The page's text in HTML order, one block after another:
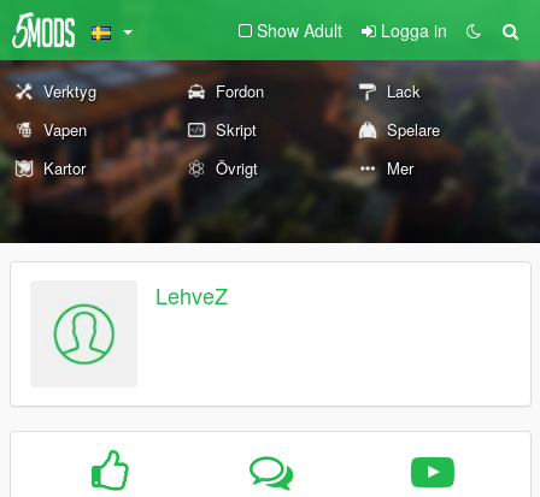
Show Adult Logga in
Verktyg Fordon
Lack
Vapen
Skript
Spelare
Kartor
Övrigt Mer
LehveZ